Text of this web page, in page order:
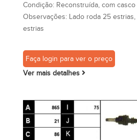
Condição: Reconstruída, com
Observações: Lado roda 25
estrias
Faça login para ver o preço
Ver mais detalhes